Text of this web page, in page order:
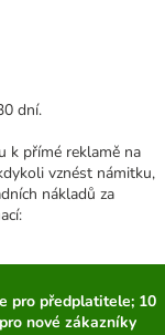
dní.
k přímé reklamě na
vznést námitku,
nákladů za
pro předplatitele; 10
nové zákazníky